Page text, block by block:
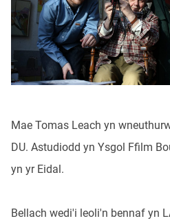
Mae Tomas Leach yn
DU. Astudiodd yn Ysgol Ffilm
yn yr Eidal.
Bellach wedi'i leoli'n bennaf yn